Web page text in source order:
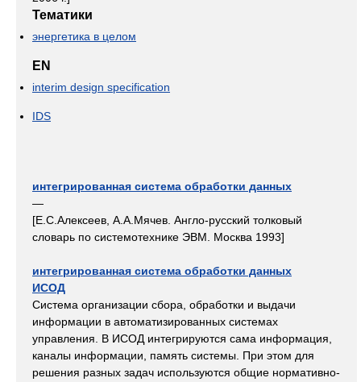
Тематики
энергетика в целом
EN
interim design specification
IDS
интегрированная система обработки данных
—
[Е.С.Алексеев, А.А.Мячев. Англо-русский толковый
словарь по системотехнике ЭВМ. Москва 1993]
интегрированная система обработки данных
ИСОД
Система организации сбора, обработки и выдачи
информации в автоматизированных системах
управления. В ИСОД интегрируются сама информация,
каналы информации, память системы. При этом для
решения разных задач используются общие нормативно-